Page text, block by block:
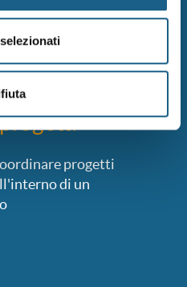
progetti
di un